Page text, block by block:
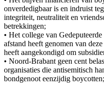
onverdedigbaar is en indruist
integriteit, neutraliteit en
betrekkingen;
• Het college van
afstand heeft genomen van
heeft aangekondigd om
• Noord-Brabant geen cent
organisaties die antisemitisch
bondgenoot eenzijdig boycotten;